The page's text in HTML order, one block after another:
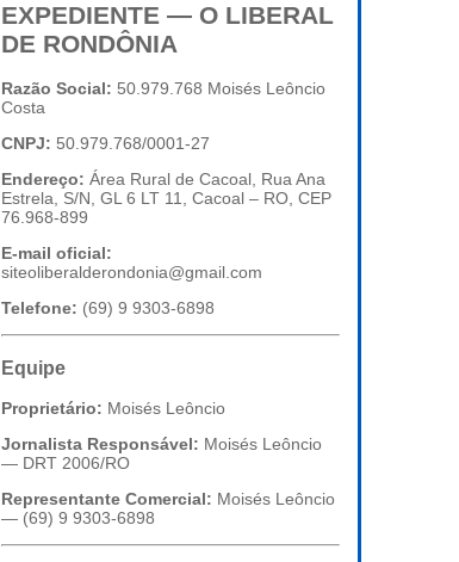
EXPEDIENTE — O LIBERAL
DE RONDÔNIA
Razão Social: 50.979.768 Moisés Leôncio
Costa
CNPJ: 50.979.768/0001-27
Endereço: Área Rural de Cacoal, Rua Ana
Estrela, S/N, GL 6 LT 11, Cacoal – RO, CEP
76.968-899
E-mail oficial:
siteoliberalderondonia@gmail.com
Telefone: (69) 9 9303-6898
Equipe
Proprietário: Moisés Leôncio
Jornalista Responsável: Moisés Leôncio
— DRT 2006/RO
Representante Comercial: Moisés Leôncio
— (69) 9 9303-6898